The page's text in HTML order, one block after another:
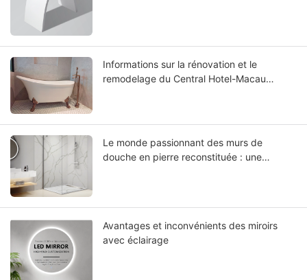
Informations sur la rénovation et le
remodelage du Central Hotel-Macau
Le monde passionnant des murs de
douche en pierre reconstituée : une
Avantages et inconvénients des miroirs
avec éclairage